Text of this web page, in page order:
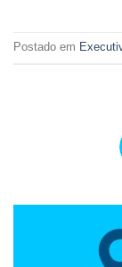
Postado em